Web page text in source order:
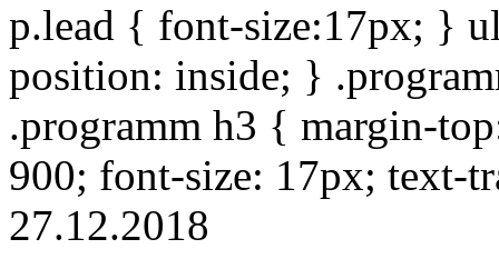
p.lead { font-size:17px; }
position: inside; }
.programm h3 { margin-
900; font-size: 17px; text-
27.12.2018